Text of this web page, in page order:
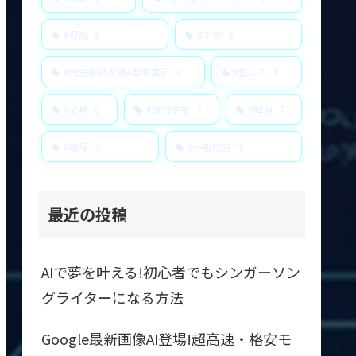
#脅威 8 #不安 8
#就労継続支援A型事業所 8 #整える 8
#必見 8 #就労支援 7 #解消 7
#職場 7 #一般就労 7
最近の投稿
AIで夢を叶える!初心者でもシンガーソン
グライターになる方法
Google最新画像AI登場!超高速・格安モ